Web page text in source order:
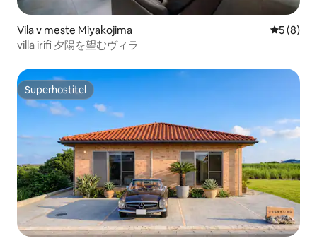
Vila v meste Miyakojima
5 (8)
villa irifi 夕陽を望むヴィラ
Superhostiteľ
Superhostiteľ